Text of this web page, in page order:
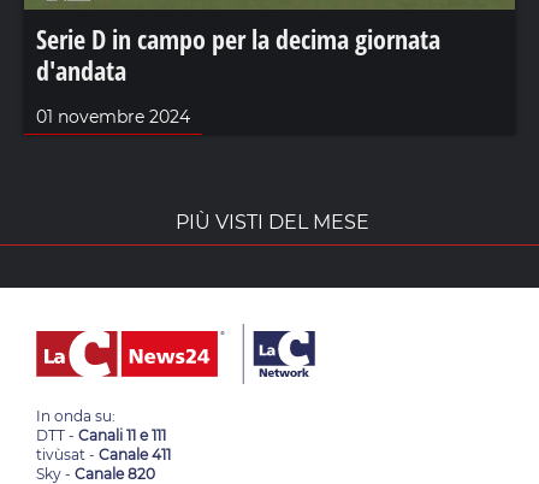
Serie D in campo per la decima giornata
d'andata
01 novembre 2024
PIÙ VISTI DEL MESE
In onda su:
DTT - Canali 11 e 111
tivùsat - Canale 411
Sky - Canale 820